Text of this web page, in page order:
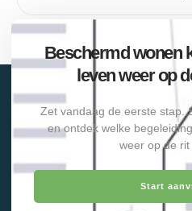
Beschermd wonen
leven weer op
Zet vandaag de eerste stap.
en ontdek welke
weer op de
Start